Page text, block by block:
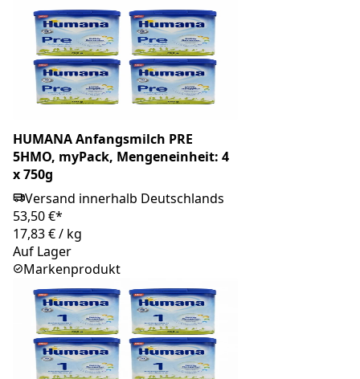
HUMANA Anfangsmilch PRE
5HMO, myPack, Mengeneinheit: 4
x 750g
Versand innerhalb Deutschlands
53,50 €*
17,83 €/ kg
Auf Lager
Markenprodukt